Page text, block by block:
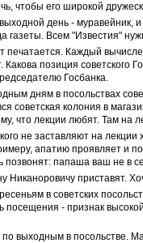
чтобы его широкой
день - муравейник,
газеты. Всем "Известия"
печатается. Каждый
Какова позиция советского
Госбанка.
дням в посольствах
советская колония в
что лекции любят. Там на
не заставляют на лекции
апатию проявляет и
позвонят: папаша ваш не в
Никаноровичу приставят.
в советских
посещения - признак
выходным в посольстве.